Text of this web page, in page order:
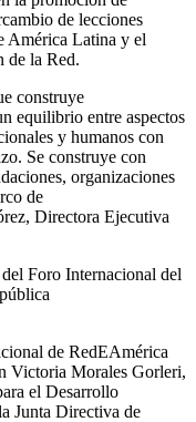
de lecciones
América Latina y el
de la Red.
construye
equilibrio entre aspectos
y humanos con
Se construye con
organizaciones
de
Directora Ejecutiva
Foro Internacional del
de RedEAmérica
Victoria Morales Gorleri,
el Desarrollo
Junta Directiva de